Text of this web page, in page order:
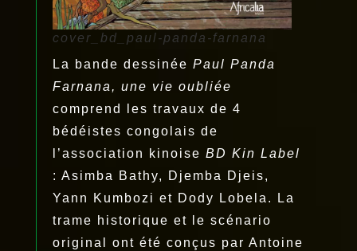
cover_bd_paul-panda-farnana
La bande dessinée Paul Panda
Farnana, une vie oubliée
comprend les travaux de 4
bédéistes congolais de
l’association kinoise BD Kin Label
: Asimba Bathy, Djemba Djeis,
Yann Kumbozi et Dody Lobela. La
trame historique et le scénario
original ont été conçus par Antoine